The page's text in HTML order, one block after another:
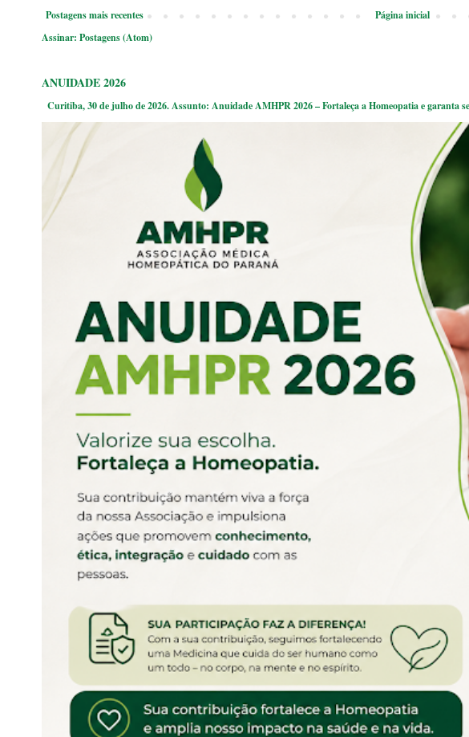
Postagens mais recentes
Página inicial
Assinar: Postagens (Atom)
ANUIDADE 2026
Curitiba, 30 de julho de 2026. Assunto: Anuidade AMHPR 2026 – Fortaleça a Homeopatia e garanta